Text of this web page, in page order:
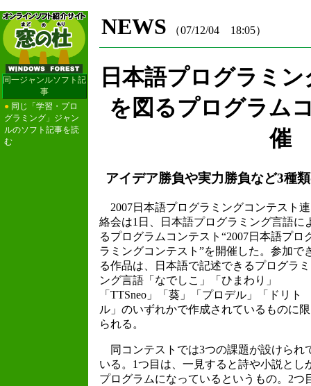
同一ジャンルソフト記
事
● 同じ「学習・プロ
グラミング」ジャン
ルのソフト記事を読
む
NEWS （07/12/04 18:05）
日本語プログラミ
を図るプログラム
催
アイデア勝負や実力勝負など3種
2007日本語プログラミングコンテスト連
絡会は1日、日本語プログラミング言語に
るプログラムコンテスト“2007日本語プロ
ラミングコンテスト”を開催した。参加で
る作品は、日本語で記述できるプログラミ
ング言語「なでしこ」「ひまわり」
「TTSneo」「葵」「プロデル」「ドリト
ル」のいずれかで作成されているものに限
られる。
同コンテストでは3つの課題が設けられ
いる。1つ目は、一見すると詩や小説とし
プログラムになっているというもの。2つ